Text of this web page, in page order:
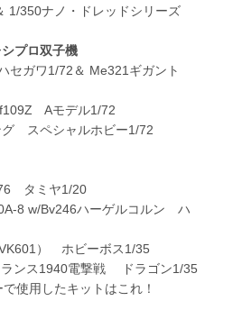
1/350ナノ・ドレッドシリーズ
プロ双子機
セガワ1/72＆ Me321ギガント
Aモデル1/72
グ スペシャルホビー1/72
タミヤ1/20
8 w/Bv246ハーゲルコルン ハ
） ホビーボス1/35
ランス1940電撃戦 ドラゴン1/35
使用したキットはこれ！